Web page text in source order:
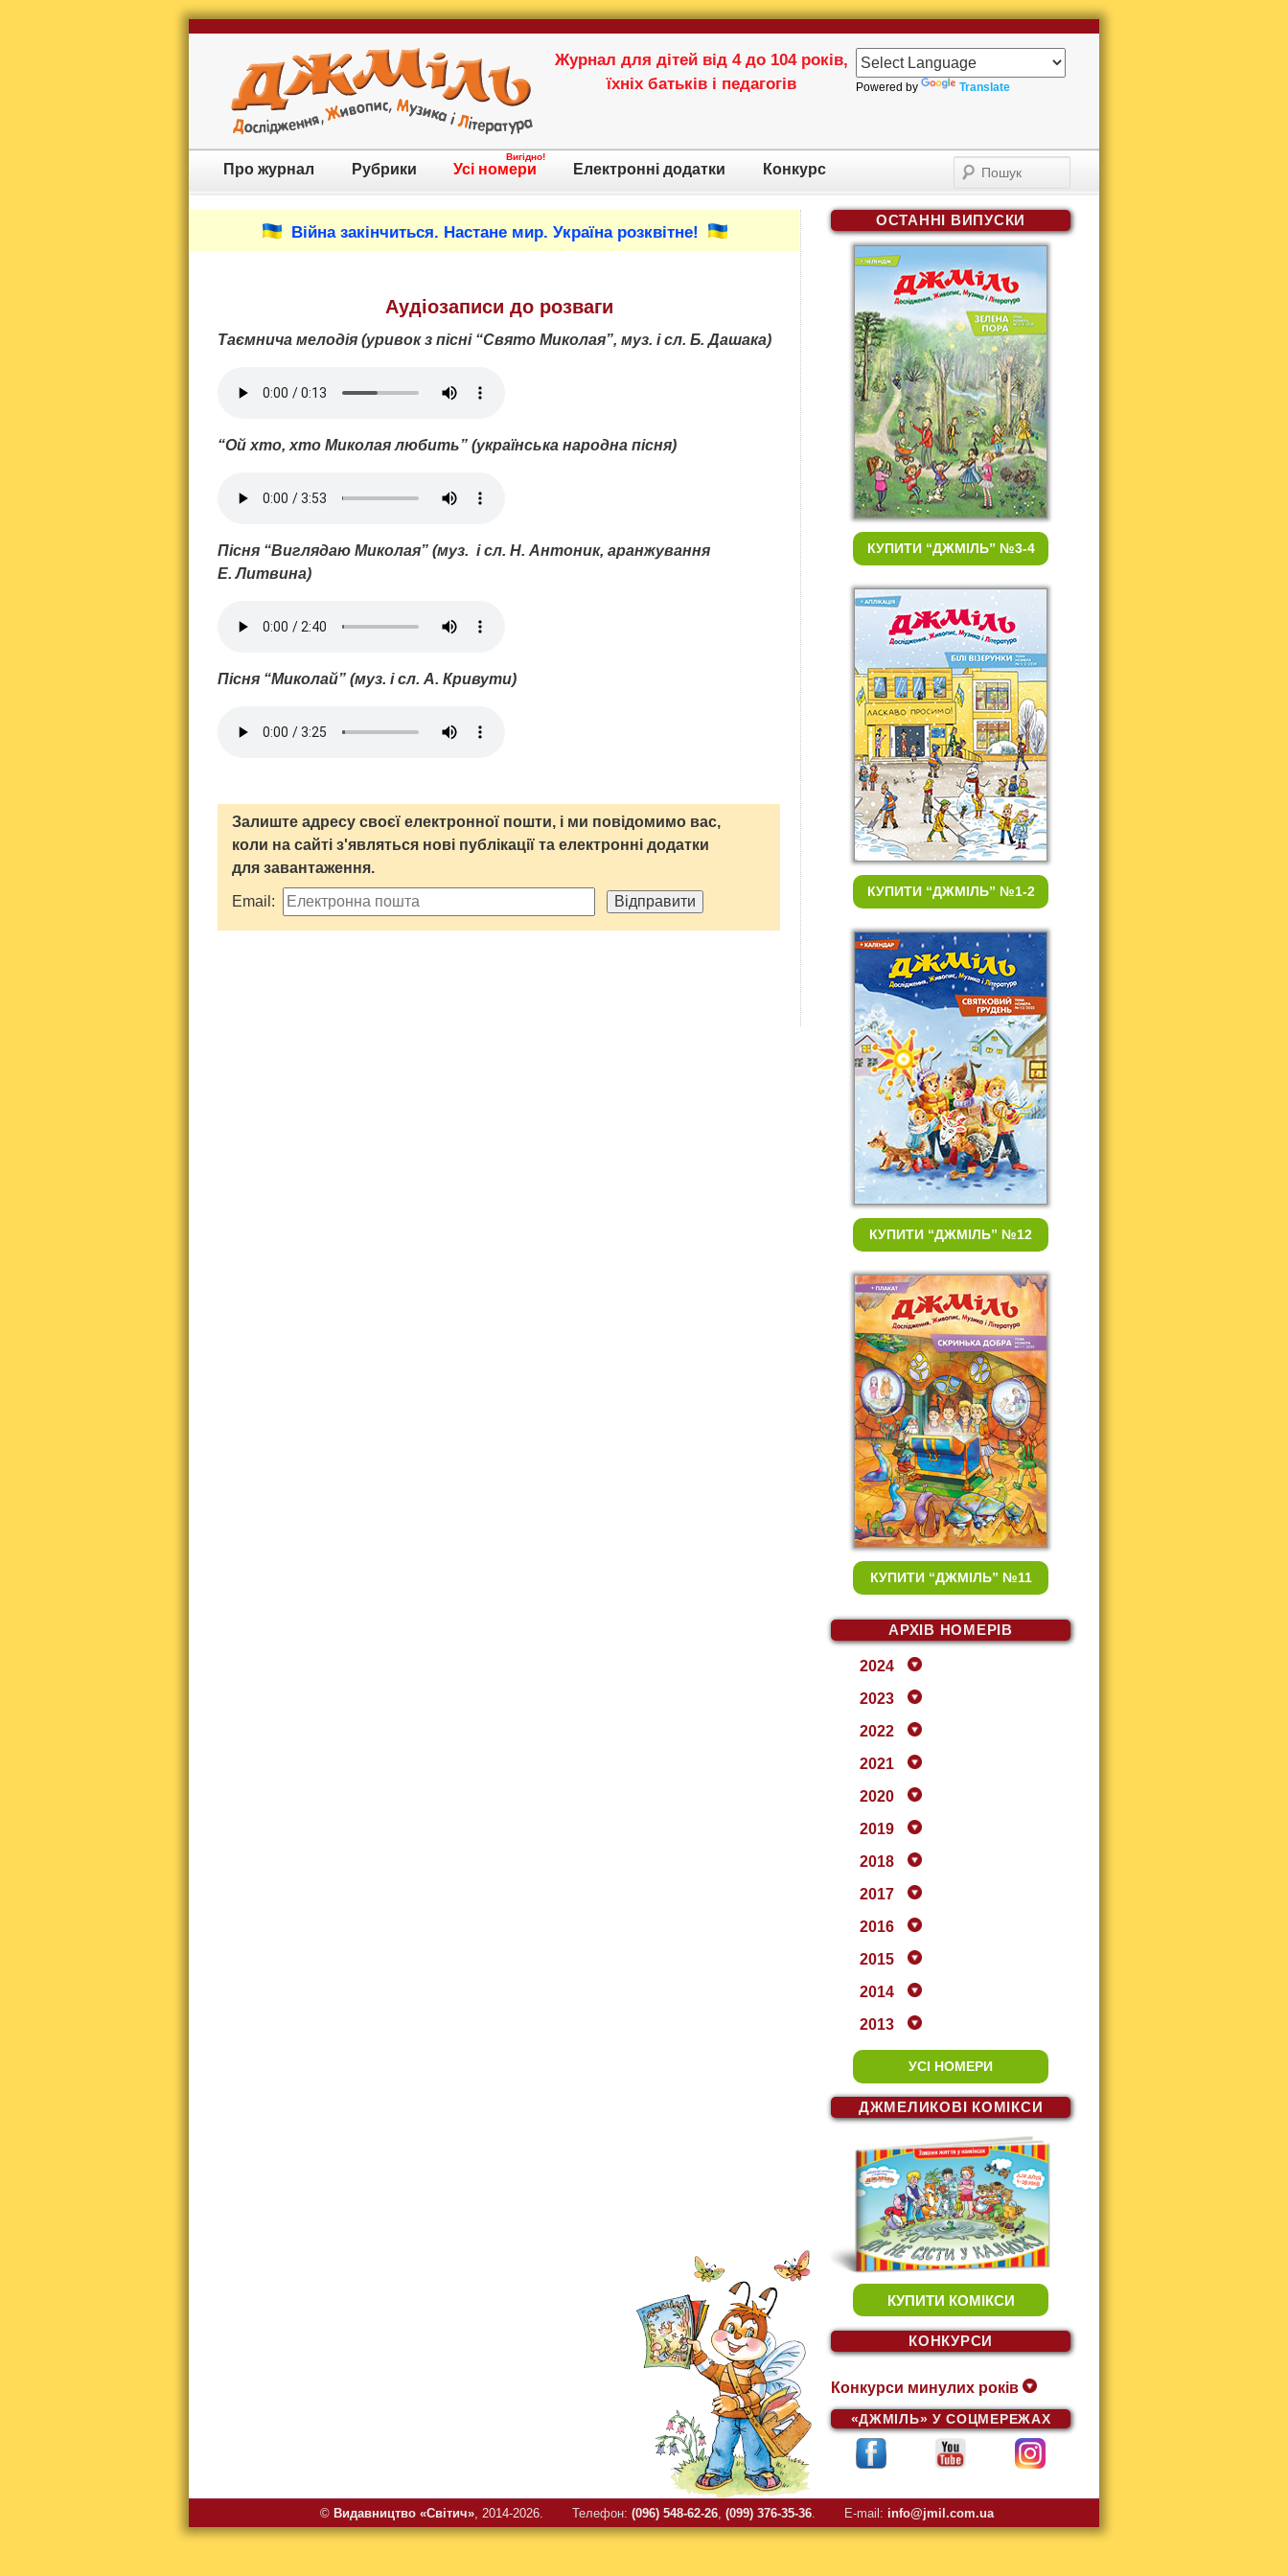
Powered by Translate
Журнал для дітей від 4 до 104 років,
їхніх батьків і педагогів
Про журнал Рубрики Усі номери
Вигідно!
Електронні додатки Конкурс
Війна закінчиться. Настане мир. Україна розквітне!
Аудіозаписи до розваги
Таємнича мелодія (уривок з пісні “Свято Миколая”, муз. і сл. Б. Дашака)
“Ой хто, хто Миколая любить” (українська народна пісня)
Пісня “Виглядаю Миколая” (муз. і сл. Н. Антоник, аранжування
Е. Литвина)
Пісня “Миколай” (муз. і сл. А. Кривути)
Залиште адресу своєї електронної пошти, і ми повідомимо вас,
коли на сайті з'являться нові публікації та електронні додатки
для завантаження.
Email:
ОСТАННІ ВИПУСКИ
КУПИТИ “ДЖМІЛЬ” №3-4
КУПИТИ “ДЖМІЛЬ” №1-2
КУПИТИ “ДЖМІЛЬ” №12
КУПИТИ “ДЖМІЛЬ” №11
АРХІВ НОМЕРІВ
2024
2023
2022
2021
2020
2019
2018
2017
2016
2015
2014
2013
УСІ НОМЕРИ
ДЖМЕЛИКОВІ КОМІКСИ
КУПИТИ КОМІКСИ
КОНКУРСИ
Конкурси минулих років
«ДЖМІЛЬ» У СОЦМЕРЕЖАХ
© Видавництво «Свiтич», 2014-2026. Телефон: (096) 548-62-26, (099) 376-35-36. E-mail: info@jmil.com.ua